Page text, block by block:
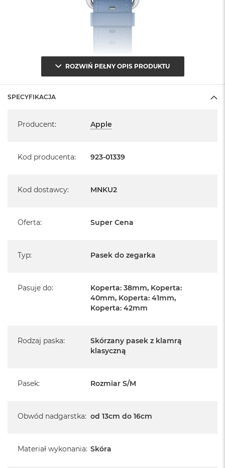
o
k
N
e
1
c
k
r
c
i
B
A
ROZWIŃ PEŁNY OPIS PRODUKTU
SPECYFIKACJA
Producent: Apple
Kod producenta: 923-01339
Kod dostawcy: MNKU2
Oferta: Super Cena
Typ: Pasek do zegarka
Pasuje do:
Koperta: 38mm, Koperta:
40mm, Koperta: 41mm,
Koperta: 42mm
Rodzaj paska:
Skórzany pasek z klamrą
klasyczną
Pasek: Rozmiar S/M
Obwód nadgarstka: od 13cm do 16cm
Materiał wykonania: Skóra